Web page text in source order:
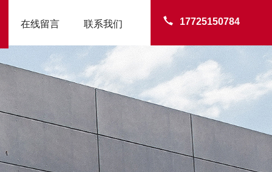
17725150784
在线留言 联系我们